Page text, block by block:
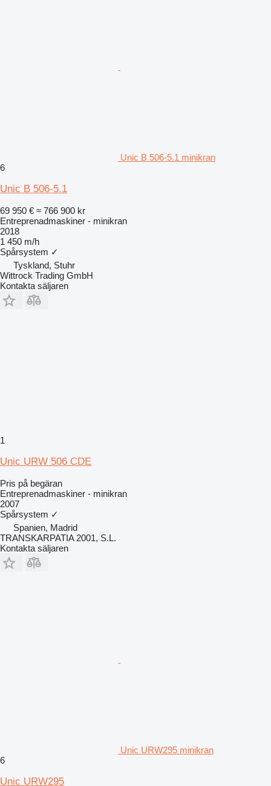
Unic B 506-5.1 minikran
6
Unic B 506-5.1
69 950 € ≈ 766 900 kr
Entreprenadmaskiner - minikran
2018
1 450 m/h
Spårsystem ✓
Tyskland, Stuhr
Wittrock Trading GmbH
Kontakta säljaren
1
Unic URW 506 CDE
Pris på begäran
Entreprenadmaskiner - minikran
2007
Spårsystem ✓
Spanien, Madrid
TRANSKARPATIA 2001, S.L.
Kontakta säljaren
Unic URW295 minikran
6
Unic URW295